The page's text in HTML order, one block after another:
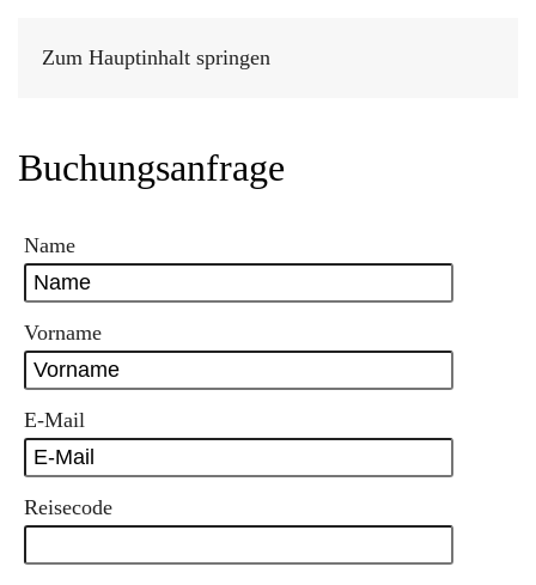
Zum Hauptinhalt springen
Buchungsanfrage
Name
Vorname
E-Mail
Reisecode